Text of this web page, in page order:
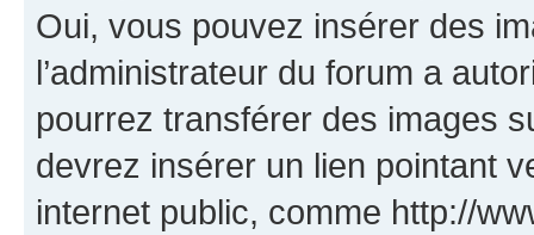
Oui, vous pouvez insérer des
l’administrateur du forum a
pourrez transférer des images
devrez insérer un lien pointant
internet public, comme http://